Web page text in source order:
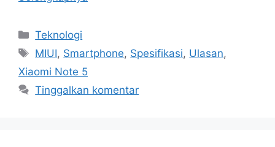
Kategori
Teknologi
Tag
MIUI, Smartphone, Spesifikasi, Ulasan,
Xiaomi Note 5
Tinggalkan komentar